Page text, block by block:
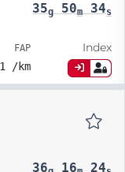
35g50m34s
FAP
/km
Index
36 16 24